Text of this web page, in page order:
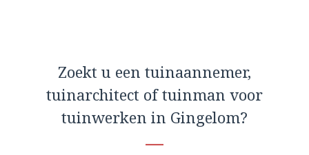
Zoekt u een tuinaannemer,
tuinarchitect of tuinman voor
tuinwerken in Gingelom?